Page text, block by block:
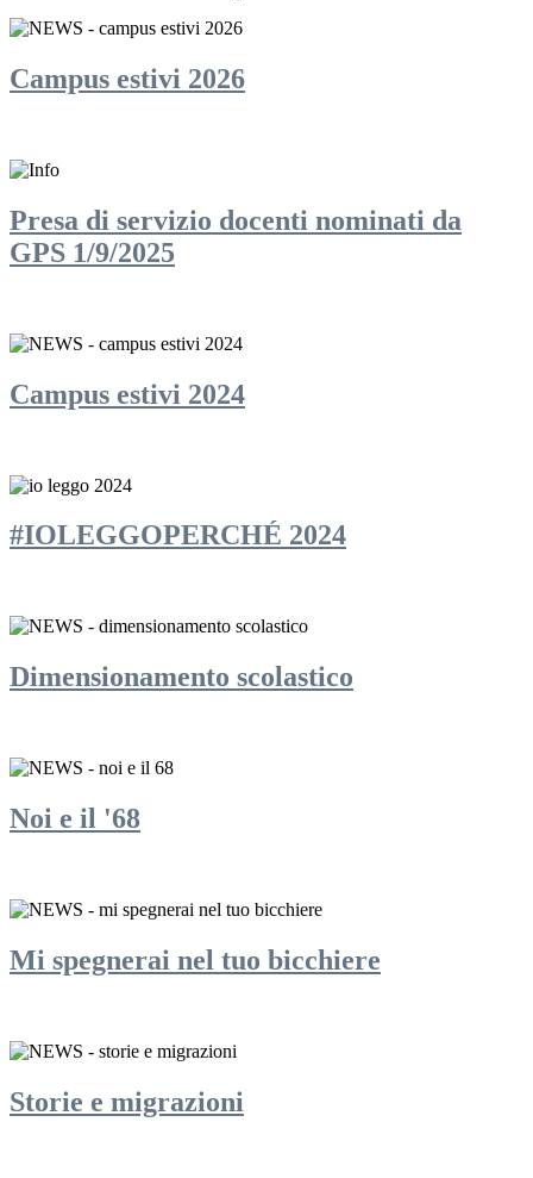
Campus estivi 2026
Presa di servizio docenti nominati da
GPS 1/9/2025
Campus estivi 2024
#IOLEGGOPERCHÉ 2024
Dimensionamento scolastico
Noi e il '68
Mi spegnerai nel tuo bicchiere
Storie e migrazioni